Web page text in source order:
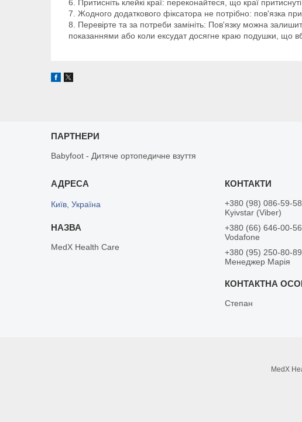
Притисніть клейкі краї: переконайтеся, що краї
Жодного додаткового фіксатора не потрібно: пов'язка
Перевірте та за потреби замініть: Пов'язку можна
показаннями або коли ексудат досягне краю подушки, що
ПАРТНЕРИ
Babyfoot - Дитяче ортопедичне взуття
Київ, Україна
MedX Health Care
+380 (98) 086-59-58
Kyivstar (Viber)
+380 (66) 646-00-56
Vodafone
+380 (95) 250-80-89
Менеджер Марія
Степан